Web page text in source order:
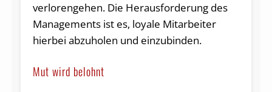
verlorengehen. Die Herausforderung des
Managements ist es, loyale Mitarbeiter
hierbei abzuholen und einzubinden.
Mut wird belohnt